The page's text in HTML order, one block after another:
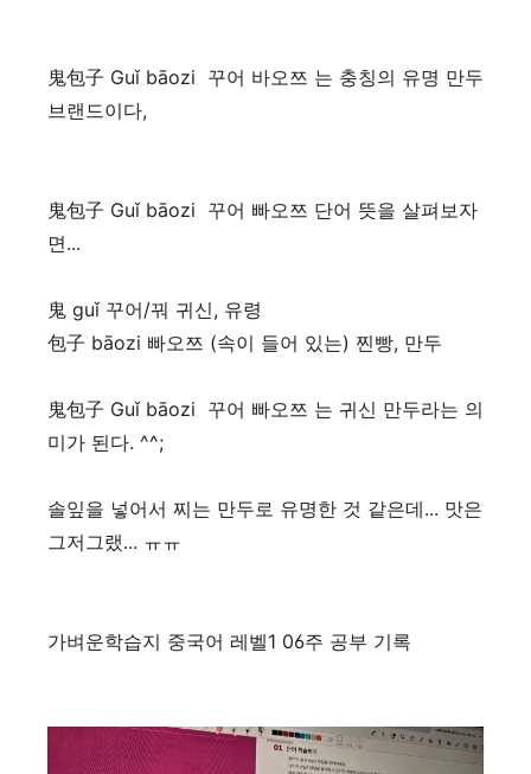
鬼包子 Guǐ bāozi 꾸어 바오쯔 는 충칭의 유명 만두
브랜드이다,
鬼包子 Guǐ bāozi 꾸어 빠오쯔 단어 뜻을 살펴보자
면...
鬼 guǐ 꾸어/꿔 귀신, 유령
包子 bāozi 빠오쯔 (속이 들어 있는) 찐빵, 만두
鬼包子 Guǐ bāozi 꾸어 빠오쯔 는 귀신 만두라는 의
미가 된다. ^^;
솔잎을 넣어서 찌는 만두로 유명한 것 같은데... 맛은
그저그랬... ㅠㅠ
가벼운학습지 중국어 레벨1 06주 공부 기록